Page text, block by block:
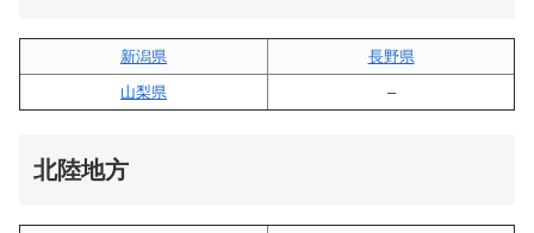
新潟県
長野県
山梨県
–
北陸地方